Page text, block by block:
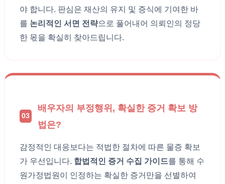
야 합니다. 판심은 재산의 유지 및 증식에 기여한 바
를 논리적인 서면 전략으로 풀어내어 의뢰인의 정당
한 몫을 확실히 찾아드립니다.
03
배우자의 부정행위, 확실한 증거 확보 방
법은?
감정적인 대응보다는 적법한 절차에 따른 물증 확보
가 우선입니다. 합법적인 증거 수집 가이드를 통해 수
원가정법원이 인정하는 확실한 증거만을 선별하여